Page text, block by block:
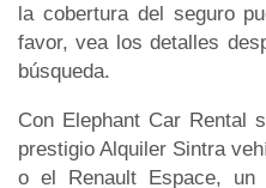
la cobertura del seguro
favor, vea los detalles
búsqueda.
Con Elephant Car Rental
prestigio Alquiler Sintra
o el Renault Espace, un